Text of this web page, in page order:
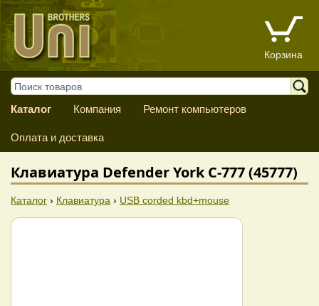
Корзина
Каталог Компания Ремонт компьютеров
Оплата и доставка
Клавиатура Defender York C-777 (45777)
Каталог › Клавиатура › USB corded kbd+mouse